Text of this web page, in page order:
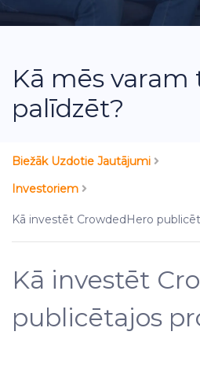
Kā mēs varam
palīdzēt?
Biežāk Uzdotie Jautājumi
Investoriem
Kā investēt CrowdedHero
Kā investēt
publicētajos